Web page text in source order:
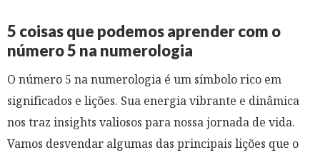
5 coisas que podemos aprender com o
número 5 na numerologia
O número 5 na numerologia é um símbolo rico em
significados e lições. Sua energia vibrante e dinâmica
nos traz insights valiosos para nossa jornada de vida.
Vamos desvendar algumas das principais lições que o